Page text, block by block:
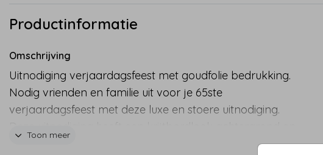
Productinformatie
Omschrijving
Uitnodiging verjaardagsfeest met goudfolie bedrukking.
Nodig vrienden en familie uit voor je 65ste
verjaardagsfeest met deze luxe en stoere uitnodiging.
een tekst en proostende glazen gedrukt met goudfolie.
Toon meer